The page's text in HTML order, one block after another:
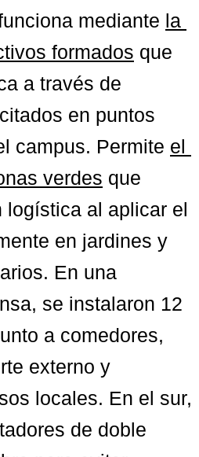
mediante la
formados que
a través de
en puntos
campus. Permite el
verdes que
logística al aplicar el
en jardines y
En una
se instalaron 12
a comedores,
externo y
locales. En el sur,
de doble